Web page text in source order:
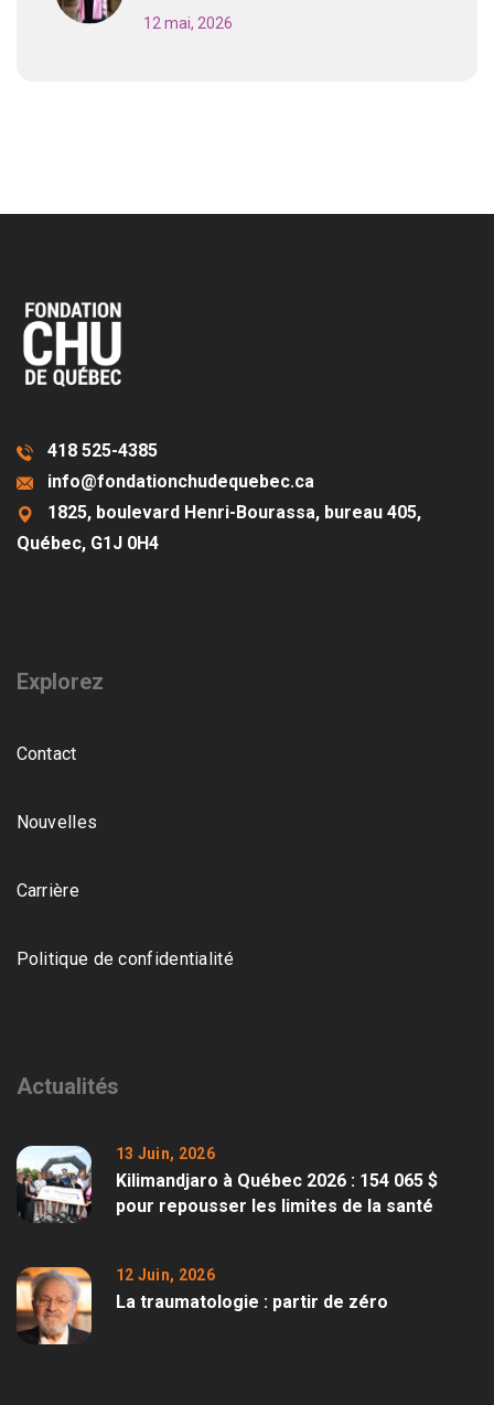
12 mai, 2026
418 525-4385
info@fondationchudequebec.ca
1825, boulevard Henri-Bourassa, bureau 405,
Québec, G1J 0H4
Explorez
Contact
Nouvelles
Carrière
Politique de confidentialité
Actualités
13 Juin, 2026
Kilimandjaro à Québec 2026 : 154 065 $
pour repousser les limites de la santé
12 Juin, 2026
La traumatologie : partir de zéro